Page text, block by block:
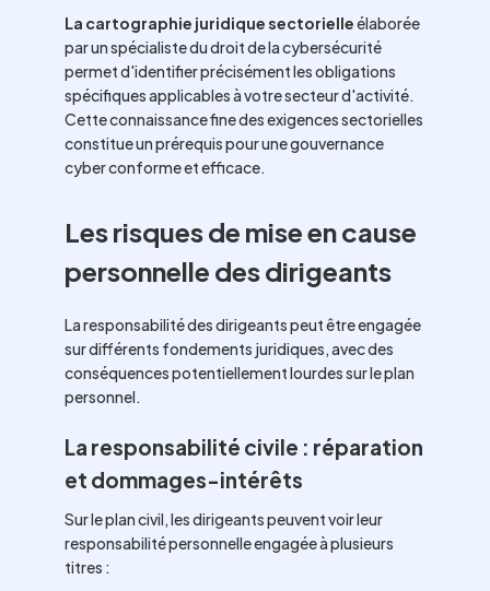
La cartographie juridique sectorielleélaborée
par un spécialiste du droit de la cybersécurité
permet d'identifier précisément les obligations
spécifiques applicables à votre secteur d'activité.
Cette connaissance fine des exigences sectorielles
constitue un prérequis pour une gouvernance
cyber conforme et efficace.
Les risques de mise en cause
personnelle des dirigeants
La responsabilité des dirigeants peut être engagée
sur différents fondements juridiques, avec des
conséquences potentiellement lourdes sur le plan
personnel.
La responsabilité civile : réparation
et dommages-intérêts
Sur le plan civil, les dirigeants peuvent voir leur
responsabilité personnelle engagée à plusieurs
titres :